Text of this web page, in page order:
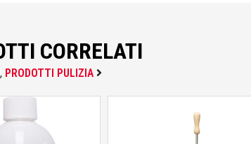
CORRELATI
, PRODOTTI PULIZIA
Abruzzese